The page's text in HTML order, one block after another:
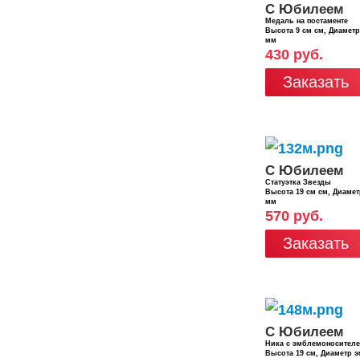
С Юбилеем
Медаль на постаменте
Высота 9 см см,
мм
430 руб.
Заказать
С Юбилеем
Статуэтка Звезды
Высота 19 см см,
мм
570 руб.
Заказать
С Юбилеем
Ника с
Высота 19 см, Диаметр